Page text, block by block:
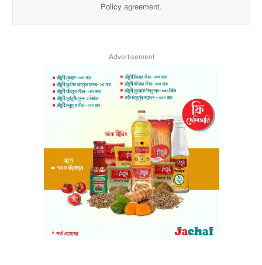
Policy agreement.
Advertisement